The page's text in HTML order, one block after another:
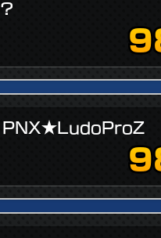
?
PNX★LudoProZ